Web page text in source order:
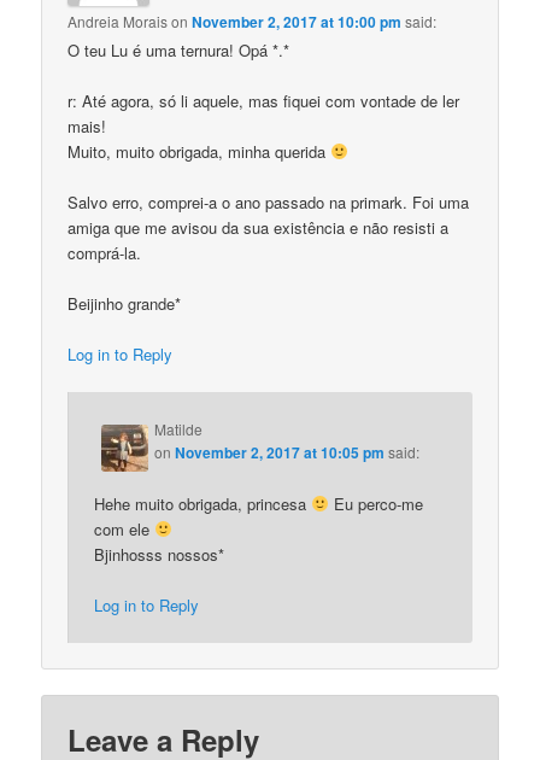
Andreia MoraisonNovember 2, 2017 at 10:00 pm said:
O teu Lu é uma ternura! Opá *.*
r: Até agora, só li aquele, mas fiquei com vontade de ler
mais!
Muito, muito obrigada, minha querida
Salvo erro, comprei-a o ano passado na primark. Foi uma
amiga que me avisou da sua existência e não resisti a
comprá-la.
Beijinho grande*
Log in to Reply
Matilde
onNovember 2, 2017 at 10:05 pm said:
Hehe muito obrigada, princesa
Eu perco-me
com ele
Bjinhosss nossos*
Log in to Reply
Leave a Reply